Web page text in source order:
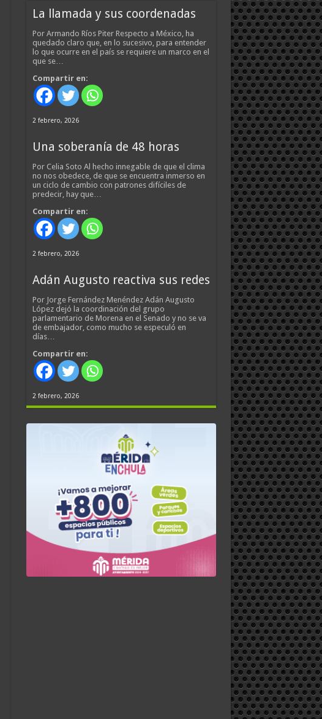
La llamada y sus coordenadas
Por Armando Ríos Piter Respecto a México, ha
quedado claro que, en lo sucesivo, para entender
lo que ocurre en el país se requiere un marco en el
que se…
Compartir en:
2 febrero, 2026
Una soberanía de 48 horas
Por Celia Soto Al hecho innegable de que el clima
no nos obedece, de que se encuentra inmerso en
un ciclo de cambio con patrones difíciles de
predecir, hay que…
Compartir en:
2 febrero, 2026
Adán Augusto reactiva sus redes
Por Jorge Fernández Menéndez Adán Augusto
López dejó la coordinación del grupo
parlamentario de Morena en el Senado y no se va
de embajador, como mucho se especuló en
días…
Compartir en:
2 febrero, 2026